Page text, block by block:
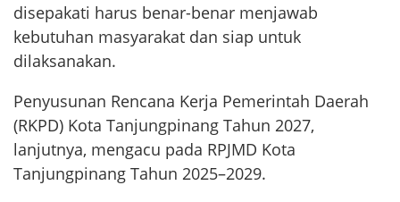
disepakati harus benar-benar menjawab
kebutuhan masyarakat dan siap untuk
dilaksanakan.
Penyusunan Rencana Kerja Pemerintah Daerah
(RKPD) Kota Tanjungpinang Tahun 2027,
lanjutnya, mengacu pada RPJMD Kota
Tanjungpinang Tahun 2025–2029.